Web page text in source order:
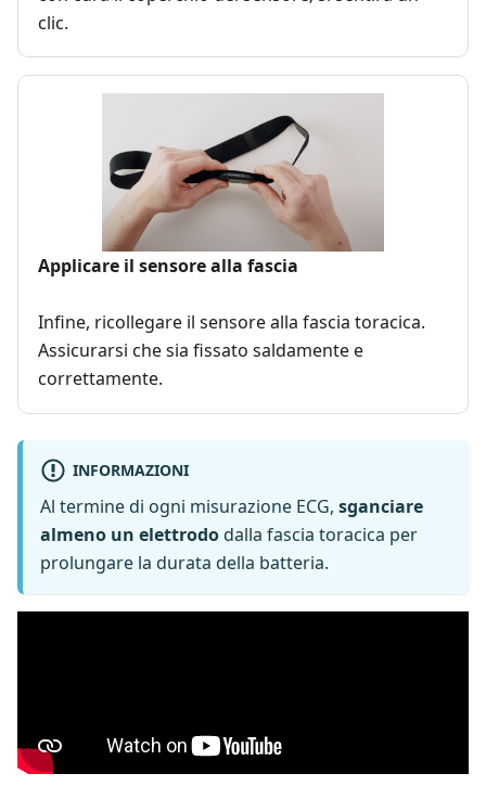
clic.
Applicare il sensore alla fascia
Infine, ricollegare il sensore alla fascia toracica.
Assicurarsi che sia fissato saldamente e
correttamente.
INFORMAZIONI
Al termine di ogni misurazione ECG, sganciare
almeno un elettrododalla fascia toracica per
prolungare la durata della batteria.